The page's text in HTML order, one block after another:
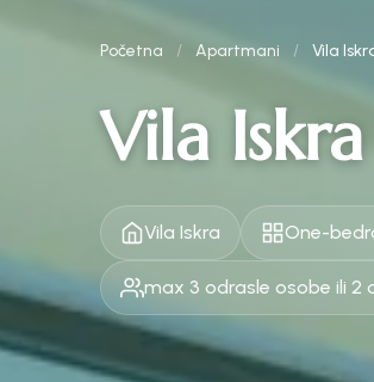
Početna / Apartmani / Vila
Vila
Vila Iskra One-
max 3 odrasle osobe ili 2